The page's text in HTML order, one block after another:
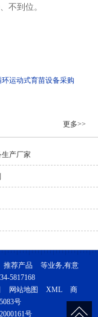
不到位。
环运动式育苗设备采购
更多>>
产厂家
推荐产品
等业务,有意
5817168
网站地图 XML
商
号
号